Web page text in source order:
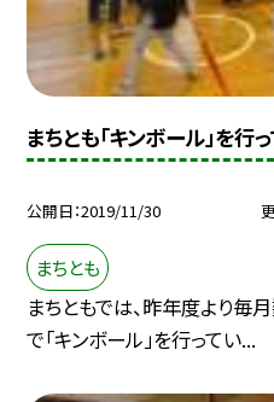
まちとも「キンボール」を行
公開日 2019/11/30
まちとも
まちともでは、昨年度より毎
で「キンボール」を行ってい...